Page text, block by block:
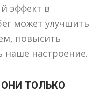
эффект в
может улучшить
повысить
наше настроение.
ОНИ ТОЛЬКО